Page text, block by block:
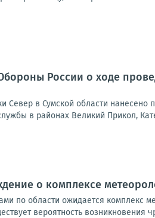
России о ходе
Север в Сумской области
в районах Великий Прикол,
о комплексе
по области ожидается комплекс
вероятность возникновения